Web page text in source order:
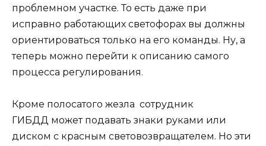
проблемном участке. То есть даже при
исправно работающих светофорах вы должны
ориентироваться только на его команды. Ну, а
теперь можно перейти к описанию самого
процесса регулирования.
Кроме полосатого жезла сотрудник
ГИБДД может подавать знаки руками или
диском с красным световозвращателем. Но эти